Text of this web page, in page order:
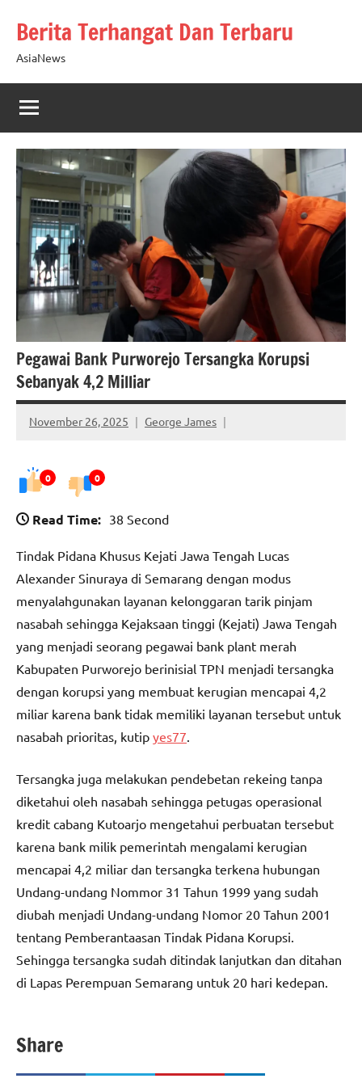
content
Berita Terhangat Dan Terbaru
AsiaNews
Pegawai Bank Purworejo Tersangka Korupsi
Sebanyak 4,2 Milliar
November 26, 2025 George James
0 0
Read Time: 38 Second
Tindak Pidana Khusus Kejati Jawa Tengah Lucas
Alexander Sinuraya di Semarang dengan modus
menyalahgunakan layanan kelonggaran tarik pinjam
nasabah sehingga Kejaksaan tinggi (Kejati) Jawa Tengah
yang menjadi seorang pegawai bank plant merah
Kabupaten Purworejo berinisial TPN menjadi tersangka
dengan korupsi yang membuat kerugian mencapai 4,2
miliar karena bank tidak memiliki layanan tersebut untuk
nasabah prioritas, kutip yes77.
Tersangka juga melakukan pendebetan rekeing tanpa
diketahui oleh nasabah sehingga petugas operasional
kredit cabang Kutoarjo mengetahui perbuatan tersebut
karena bank milik pemerintah mengalami kerugian
mencapai 4,2 miliar dan tersangka terkena hubungan
Undang-undang Nommor 31 Tahun 1999 yang sudah
diubah menjadi Undang-undang Nomor 20 Tahun 2001
tentang Pemberantaasan Tindak Pidana Korupsi.
Sehingga tersangka sudah ditindak lanjutkan dan ditahan
di Lapas Perempuan Semarang untuk 20 hari kedepan.
Share